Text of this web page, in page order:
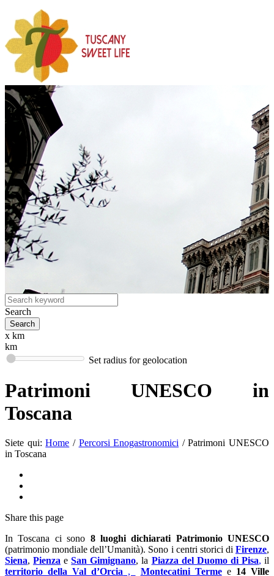
Search
x km
km
Set radius for geolocation
Patrimoni UNESCO in
Toscana
Siete qui: Home / Percorsi Enogastronomici / Patrimoni UNESCO
in Toscana
Share this page
In Toscana ci sono 8 luoghi dichiarati Patrimonio UNESCO
(patrimonio mondiale dell’Umanità). Sono i centri storici di Firenze,
Siena,Pienza eSan Gimignano, la Piazza del Duomo di Pisa, il
territorio della Val d’Orcia , Montecatini Termee 14 Ville